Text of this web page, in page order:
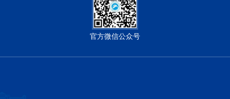
官方微信公众号